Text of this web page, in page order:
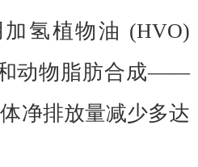
氢植物油 (HVO)
动物脂肪合成——
净排放量减少多达